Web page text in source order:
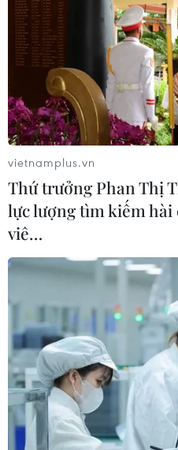
vietnamplus.vn
Thứ trưởng Phan Thị
lực lượng tìm kiếm hài
viê…